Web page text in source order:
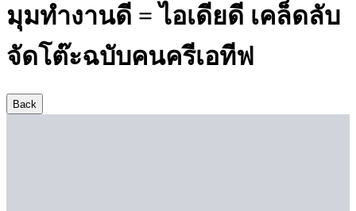
มุมทำงานดี = ไอเดียดี เคล็ดลับ
จัดโต๊ะฉบับคนครีเอทีฟ
Back